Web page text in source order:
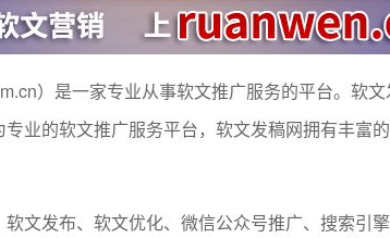
）是一家专业从事软文推广服务的平台。软
业的软文推广服务平台，软文发稿网拥有丰富
文发布、软文优化、微信公众号推广、搜索引